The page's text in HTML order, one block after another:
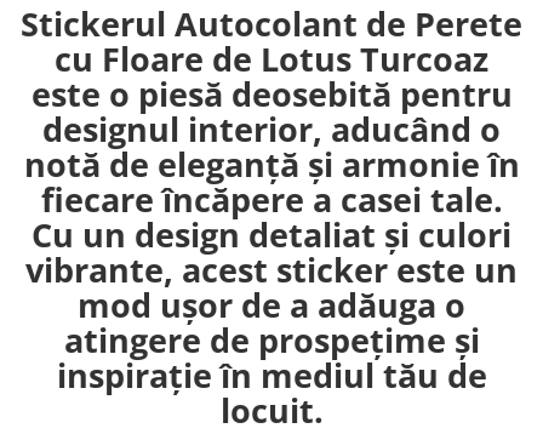
Stickerul Autocolant de Perete
cu Floare de Lotus Turcoaz
este o piesă deosebită pentru
designul interior, aducând o
notă de eleganță și armonie în
fiecare încăpere a casei tale.
Cu un design detaliat și culori
vibrante, acest sticker este un
mod ușor de a adăuga o
atingere de prospețime și
inspirație în mediul tău de
locuit.